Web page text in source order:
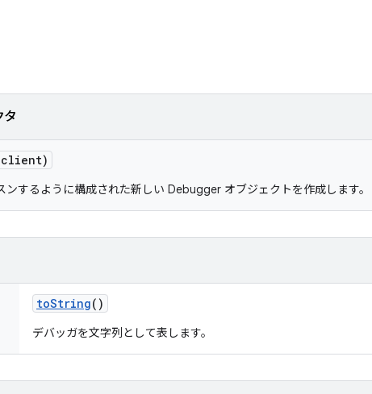
client)
するように構成された新しい Debugger オブジェクトを作成します。
toString()
デバッガを文字列として表します。